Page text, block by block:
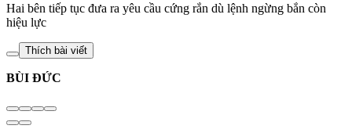
Hai bên tiếp tục đưa ra yêu cầu cứng rắn dù lệnh ngừng bắn còn
hiệu lực
Thích bài viết
BÙI ĐỨC